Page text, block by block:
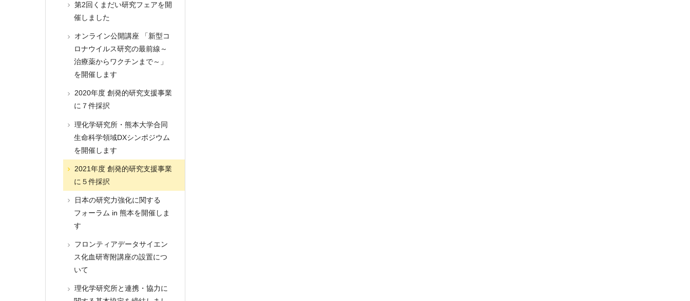
第2回くまだい研究フェアを開
催しました
オンライン公開講座 「新型コ
ロナウイルス研究の最前線～
治療薬からワクチンまで～」
を開催します
2020年度 創発的研究支援事業
に７件採択
理化学研究所・熊本大学合同
生命科学領域DXシンポジウム
を開催します
2021年度 創発的研究支援事業
に５件採択
日本の研究力強化に関する
フォーラム in 熊本を開催しま
す
フロンティアデータサイエン
ス化血研寄附講座の設置につ
いて
理化学研究所と連携・協力に